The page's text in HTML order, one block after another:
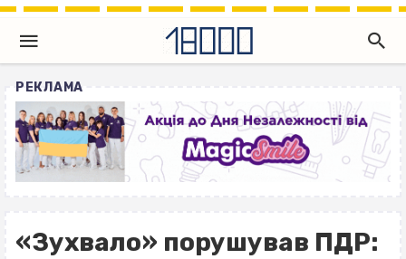
РЕКЛАМА
«Зухвало» порушував ПДР: